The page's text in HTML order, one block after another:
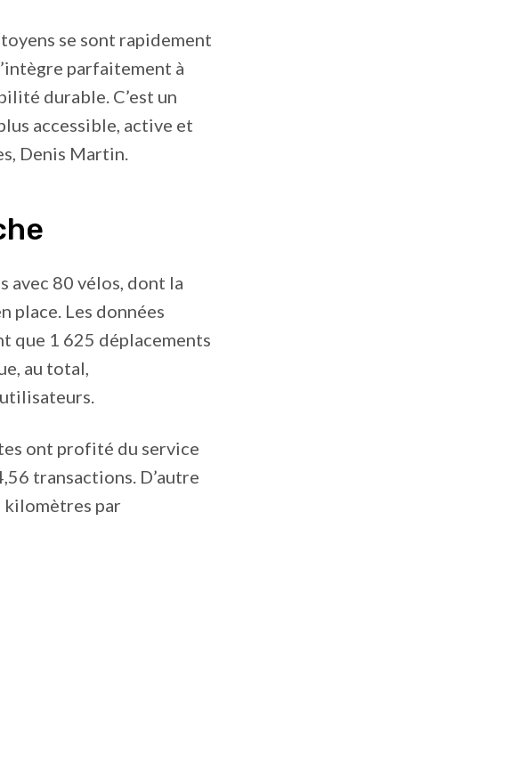
se sont rapidement
parfaitement à
durable. C’est un
accessible, active et
Denis Martin.
avec 80 vélos, dont la
place. Les données
que 1 625 déplacements
au total,
ont profité du service
transactions. D’autre
kilomètres par